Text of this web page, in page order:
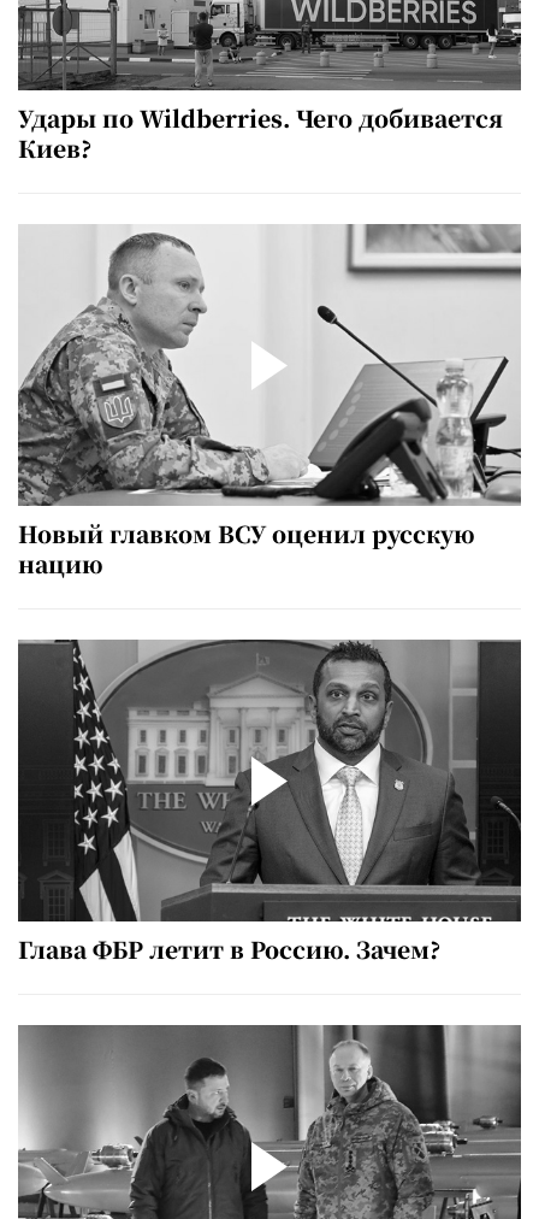
Удары по Wildberries. Чего добивается
Киев?
Новый главком ВСУ оценил русскую
нацию
Глава ФБР летит в Россию. Зачем?